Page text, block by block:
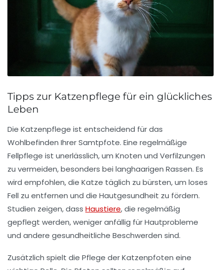
Tipps zur Katzenpflege für ein glückliches
Leben
Die Katzenpflege ist entscheidend für das
Wohlbefinden Ihrer Samtpfote. Eine regelmäßige
Fellpflege ist unerlässlich, um Knoten und Verfilzungen
zu vermeiden, besonders bei langhaarigen Rassen. Es
wird empfohlen, die Katze täglich zu bürsten, um loses
Fell zu entfernen und die Hautgesundheit zu fördern.
Studien zeigen, dass Haustiere, die regelmäßig
gepflegt werden, weniger anfällig fürHautprobleme
und andere gesundheitliche Beschwerden sind.
Zusätzlich spielt die Pflege der Katzenpfoten eine